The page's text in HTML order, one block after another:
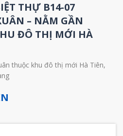
THỰ B14-07
– NẰM GẦN
ĐÔ THỊ MỚI HÀ
thuộc khu đô thị mới Hà Tiên,